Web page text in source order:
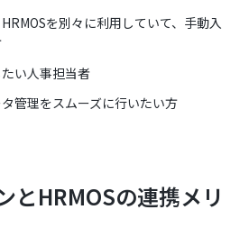
を別々に利用していて、手動入
い人事担当者
管理をスムーズに行いたい方
とHRMOSの連携メリ